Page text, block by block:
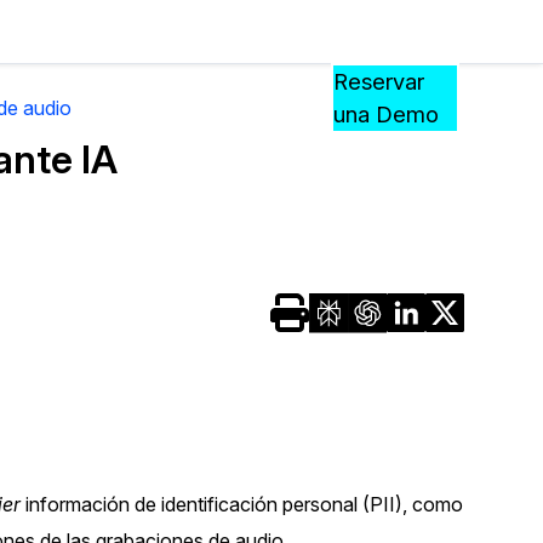
PreciosRecursos
APRENDA,
CONECTE
Explore preguntas frecuentes
CaseGuard
Eventos
Reservar
una Demo
audio
IA
información de identificación personal (PII), como